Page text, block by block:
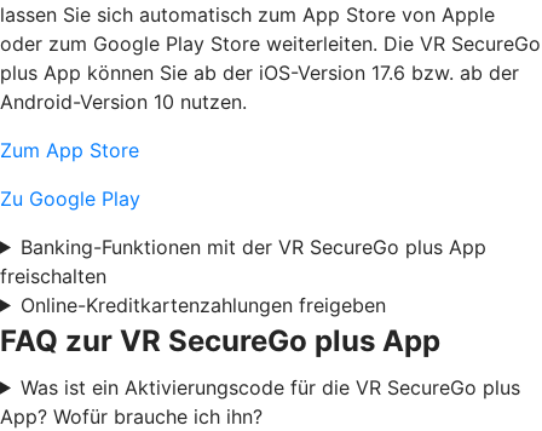
lassen Sie sich automatisch zum App Store von Apple
oder zum Google Play Store weiterleiten. Die VR SecureGo
plus App können Sie ab der iOS-Version 17.6 bzw. ab der
Android-Version 10 nutzen.
Zum App Store
Zu Google Play
Banking-Funktionen mit der VR SecureGo plus App
freischalten
Online-Kreditkartenzahlungen freigeben
FAQ zur VR SecureGo plus App
Was ist ein Aktivierungscode für die VR SecureGo plus
App? Wofür brauche ich ihn?